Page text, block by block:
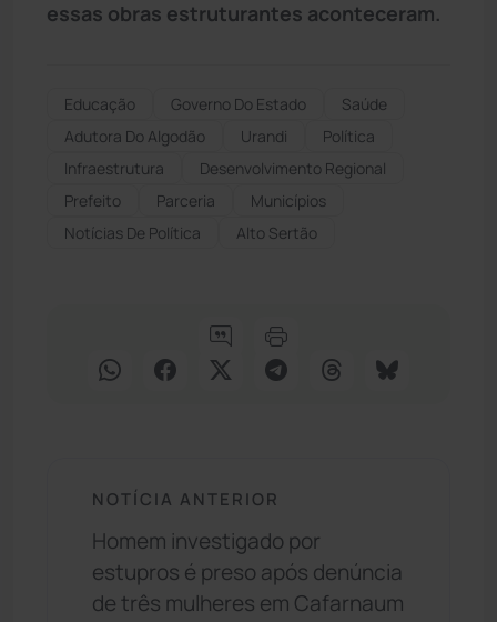
essas obras estruturantes aconteceram.
Educação Governo Do Estado
Saúde
Adutora Do Algodão
Urandi
Política
Infraestrutura
Desenvolvimento Regional
Prefeito
Parceria
Municípios
Notícias De Política
Alto Sertão
NOTÍCIA ANTERIOR
Homem investigado por
estupros é preso após denúncia
de três mulheres em Cafarnaum